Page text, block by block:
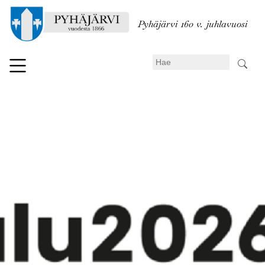
pääsisältöön
Pyhäjärvi 160 v. juhlavuosi
Search